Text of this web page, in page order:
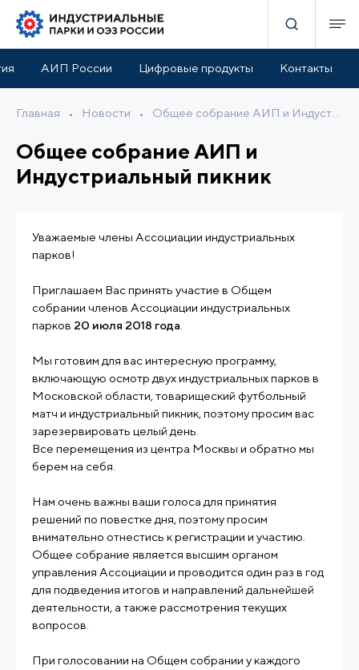
АИП России Цифровые продукты Контакты
Главная • Новости •
Общее собрание АИП и
Индустриальный пикник
Уважаемые члены Ассоциации индустриальных
парков!
Приглашаем Вас принять участие в Общем
собрании членов Ассоциации индустриальных
парков 20 июля 2018 года
Мы готовим для вас интересную программу,
включающую осмотр двух индустриальных парков в
Московской области, товарищеский футбольный
матч и индустриальный пикник, поэтому просим вас
зарезервировать целый день.
Все перемещения из центра Москвы и обратно мы
берем на себя.
Нам очень важны ваши голоса для принятия
решений по повестке дня, поэтому просим
внимательно отнестись к регистрации и участию.
Общее собрание является высшим органом
управления Ассоциации и проводится один раз в год
для подведения итогов и направлений дальнейшей
деятельности, а также рассмотрения текущих
вопросов.
При голосовании на Общем собрании у каждого